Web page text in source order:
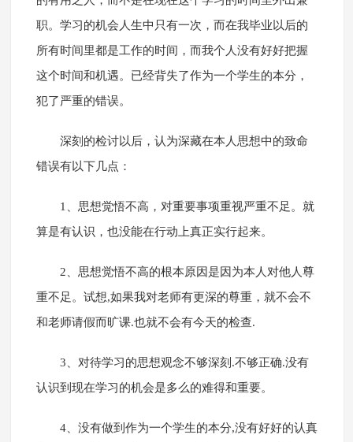
职。学习的机会人生中只有一次，而在我毕业以后的
所有时间里都是工作的时间，而我个人没有好好把握
这个时间和机遇。已经背失了作为一个学生的本分，
犯了严重的错误。
深刻的检讨以后，认为深藏在本人思想中的致命
错误有以下几点：
1、思想觉悟不高，对重要事项重视严重不足。就
算是有认识，也没能在行动上真正实行起来。
2、思想觉悟不高的根本原因是因为本人对他人尊
重不足。试想,如果我对老师有更深的尊重，就不会不
和老师请假而旷课.也就不会有今天的检查.
3、对待学习的思想观念不够深刻.不够正确.没有
认识到现在学习的机会是多么的难得和重要。
4、没有做到作为一个学生的本分,没有好好的认真